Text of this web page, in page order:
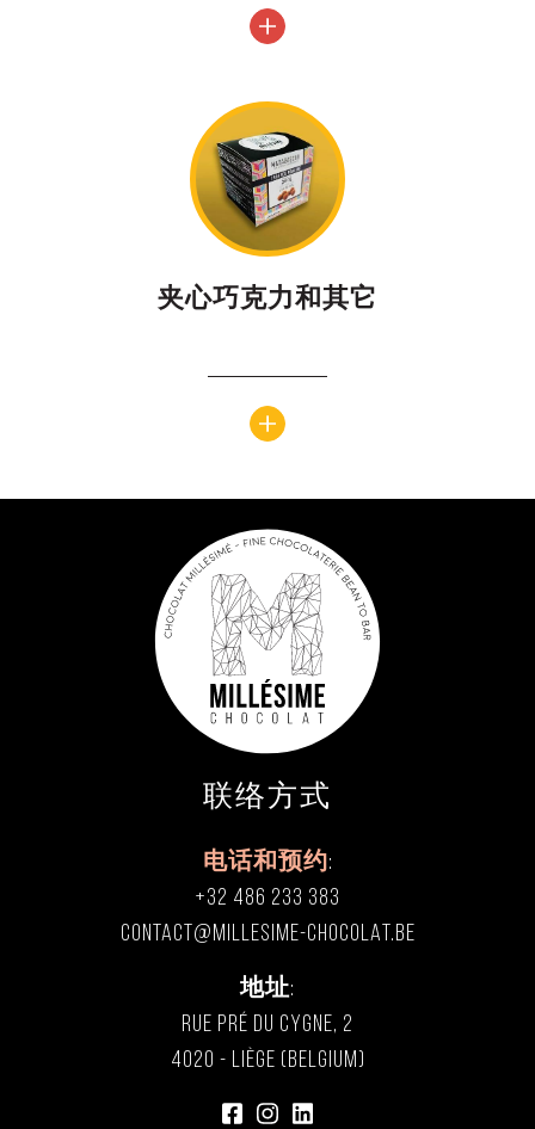
夹心巧克力和其它
联络方式
电话和预约:
+32 486 233 383
CONTACT@MILLESIME-CHOCOLAT.BE
地址:
RUE PRÉ DU CYGNE, 2
4020 - LIÈGE (BELGIUM)